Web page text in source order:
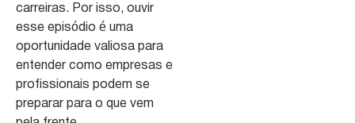
carreiras. Por isso, ouvir
esse episódio é uma
oportunidade valiosa para
entender como empresas e
profissionais podem se
preparar para o que vem